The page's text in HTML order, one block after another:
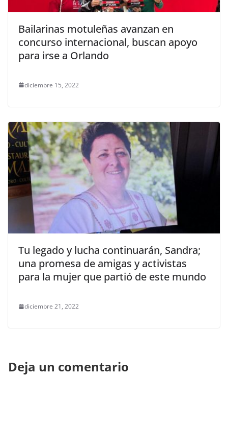
Bailarinas motuleñas avanzan en
concurso internacional, buscan apoyo
para irse a Orlando
diciembre 15, 2022
Tu legado y lucha continuarán, Sandra;
una promesa de amigas y activistas
para la mujer que partió de este mundo
diciembre 21, 2022
Deja un comentario